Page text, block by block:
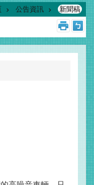
公告資訊 新聞稿